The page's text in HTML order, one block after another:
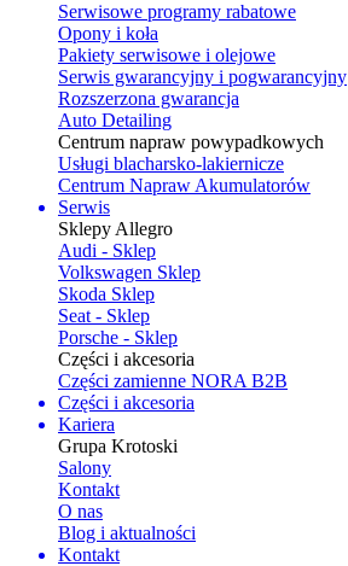
Serwisowe programy rabatowe
Opony i koła
Pakiety serwisowe i olejowe
Serwis gwarancyjny i pogwarancyjny
Rozszerzona gwarancja
Auto Detailing
Centrum napraw powypadkowych
Usługi blacharsko-lakiernicze
Centrum Napraw Akumulatorów
Serwis
Sklepy Allegro
Audi - Sklep
Volkswagen Sklep
Skoda Sklep
Seat - Sklep
Porsche - Sklep
Części i akcesoria
Części zamienne NORA B2B
Części i akcesoria
Kariera
Grupa Krotoski
Salony
Kontakt
O nas
Blog i aktualności
Kontakt